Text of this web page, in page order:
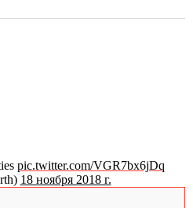
pic.twitter.com/VGR7bx6jDq
18 ноября 2018 г.